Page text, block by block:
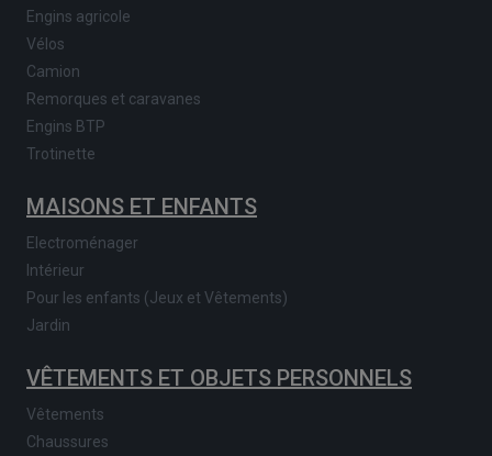
Engins agricole
Vélos
Camion
Remorques et caravanes
Engins BTP
Trotinette
MAISONS ET ENFANTS
Electroménager
Intérieur
Pour les enfants (Jeux et Vêtements)
Jardin
VÊTEMENTS ET OBJETS PERSONNELS
Vêtements
Chaussures